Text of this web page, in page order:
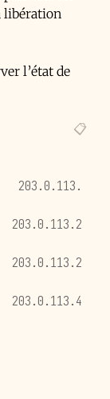
libération
l’état de
*:80
203.0.113.
203.0.113.2
203.0.113.4